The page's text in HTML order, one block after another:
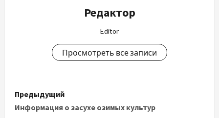
Редактор
Editor
Просмотреть все записи
Н
а
Предыдущий
Информация о засухе озимых культур